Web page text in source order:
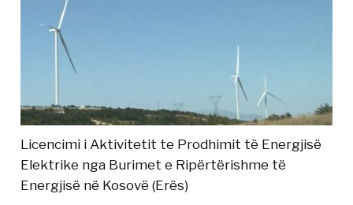
Licencimi i Aktivitetit te Prodhimit të Energjisë
Elektrike nga Burimet e Ripërtërishme të
Energjisë në Kosovë (Erës)